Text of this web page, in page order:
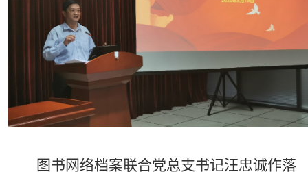
图书网络档案联合党总支书记汪忠诚作落